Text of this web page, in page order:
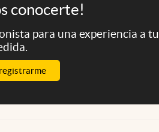
conocerte!
para una experiencia a tu